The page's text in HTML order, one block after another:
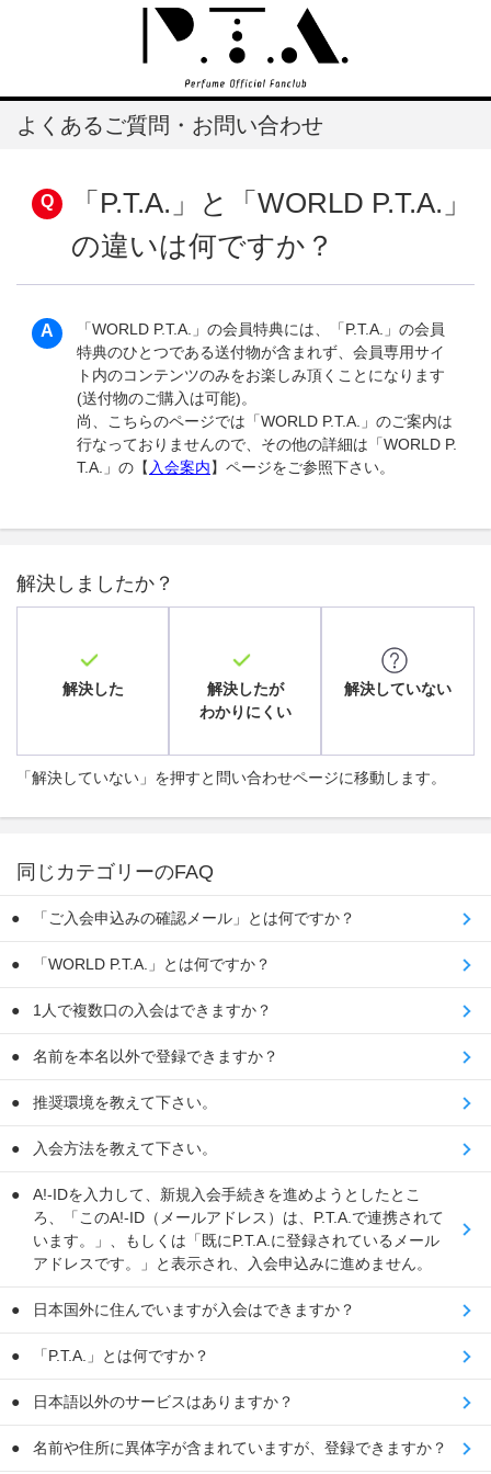
よくあるご質問・お問い合わせ
「P.T.A.」と「WORLD P.T.A.」
の違いは何ですか？
「WORLD P.T.A.」の会員特典には、「P.T.A.」の会員
特典のひとつである送付物が含まれず、会員専用サイ
ト内のコンテンツのみをお楽しみ頂くことになります
(送付物のご購入は可能)。
尚、こちらのページでは「WORLD P.T.A.」のご案内は
行なっておりませんので、その他の詳細は「WORLD P.
T.A.」の【 入会案内】ページをご参照下さい。
解決しましたか？
解決した
解決したが
わかりにくい
解決していない
「解決していない」を押すと問い合わせページに移動します。
同じカテゴリーのFAQ
「ご入会申込みの確認メール」とは何ですか？
「WORLD P.T.A.」とは何ですか？
1人で複数口の入会はできますか？
名前を本名以外で登録できますか？
推奨環境を教えて下さい。
入会方法を教えて下さい。
A!-IDを入力して、新規入会手続きを進めようとしたとこ
ろ、「このA!-ID（メールアドレス）は、P.T.A.で連携されて
います。」、もしくは「既にP.T.A.に登録されているメール
アドレスです。」と表示され、入会申込みに進めません。
日本国外に住んでいますが入会はできますか？
「P.T.A.」とは何ですか？
日本語以外のサービスはありますか？
名前や住所に異体字が含まれていますが、登録できますか？